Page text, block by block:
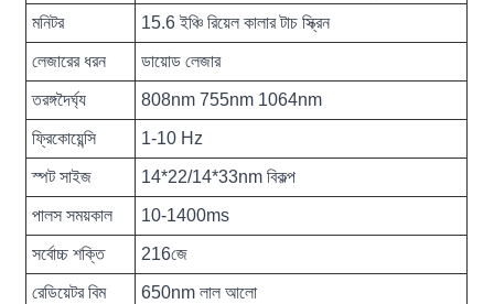
মনিটর 15.6 ইঞ্চি রিয়েল কালার টাচ স্ক্রিন
লেজারের ধরন ডায়োড লেজার
তরঙ্গদৈর্ঘ্য 808nm 755nm 1064nm
ফ্রিকোয়েন্সি 1-10 Hz
স্পট সাইজ 14*22/14*33nm বিকল্প
পালস সময়কাল 10-1400ms
সর্বোচ্চ শক্তি 216জে
রেডিয়েটর বিম 650nm লাল আলো